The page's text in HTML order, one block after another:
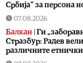
Србија“ за персона
07.08.2026
Балкан Ги
Стразбур: Радев
различните